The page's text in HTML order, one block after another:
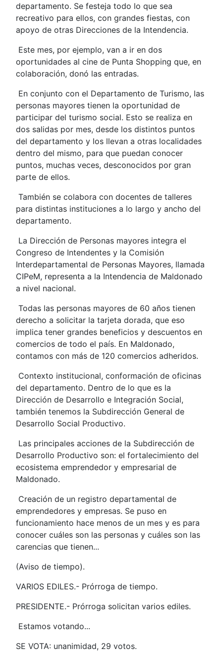
departamento. Se festeja todo lo que sea
recreativo para ellos, con grandes fiestas, con
apoyo de otras Direcciones de la Intendencia.
Este mes, por ejemplo, van a ir en dos
oportunidades al cine de Punta Shopping que, en
colaboración, donó las entradas.
En conjunto con el Departamento de Turismo, las
personas mayores tienen la oportunidad de
participar del turismo social. Esto se realiza en
dos salidas por mes, desde los distintos puntos
del departamento y los llevan a otras localidades
dentro del mismo, para que puedan conocer
puntos, muchas veces, desconocidos por gran
parte de ellos.
También se colabora con docentes de talleres
para distintas instituciones a lo largo y ancho del
departamento.
La Dirección de Personas mayores integra el
Congreso de Intendentes y la Comisión
Interdepartamental de Personas Mayores, llamada
CIPeM, representa a la Intendencia de Maldonado
a nivel nacional.
Todas las personas mayores de 60 años tienen
derecho a solicitar la tarjeta dorada, que eso
implica tener grandes beneficios y descuentos en
comercios de todo el país. En Maldonado,
contamos con más de 120 comercios adheridos.
Contexto institucional, conformación de oficinas
del departamento. Dentro de lo que es la
Dirección de Desarrollo e Integración Social,
también tenemos la Subdirección General de
Desarrollo Social Productivo.
Las principales acciones de la Subdirección de
Desarrollo Productivo son: el fortalecimiento del
ecosistema emprendedor y empresarial de
Maldonado.
Creación de un registro departamental de
emprendedores y empresas. Se puso en
funcionamiento hace menos de un mes y es para
conocer cuáles son las personas y cuáles son las
carencias que tienen...
(Aviso de tiempo).
VARIOS EDILES.- Prórroga de tiempo.
PRESIDENTE.- Prórroga solicitan varios ediles.
Estamos votando...
SE VOTA: unanimidad, 29 votos.